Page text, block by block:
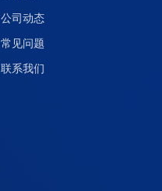
公司动态
常见问题
联系我们